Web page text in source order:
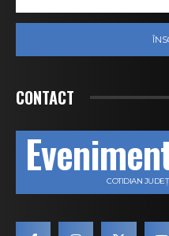
CONTACT
COTIDIAN